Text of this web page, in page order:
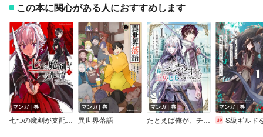
この本に関心がある人におすすめします
マンガ｜巻
七つの魔剣が支配する
マンガ｜巻
異世界落語
マンガ｜巻
たとえば俺が、チャンピオンから王女のヒモにジョブチェンジしたとして。
マンガ｜巻
S級ギルドを追放されたけど、実は俺だけドラゴンの言葉がわかるので、気付いたときには竜騎士の頂点を極